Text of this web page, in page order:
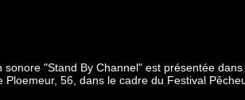
"Stand By Channel" est présentée
56, dans le cadre du Festival